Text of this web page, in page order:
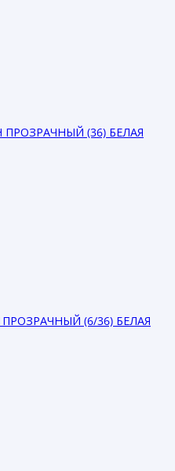
(36) БЕЛАЯ
(6/36) БЕЛАЯ